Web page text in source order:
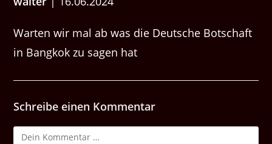
Warten wir mal ab was die Deutsche Botschaft
in Bangkok zu sagen hat
Schreibe einen Kommentar
Kommentar